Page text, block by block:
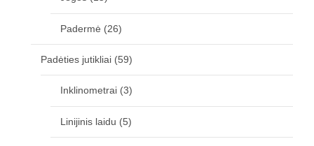
Padermė (26)
Padėties jutikliai (59)
Inklinometrai (3)
Linijinis laidu (5)